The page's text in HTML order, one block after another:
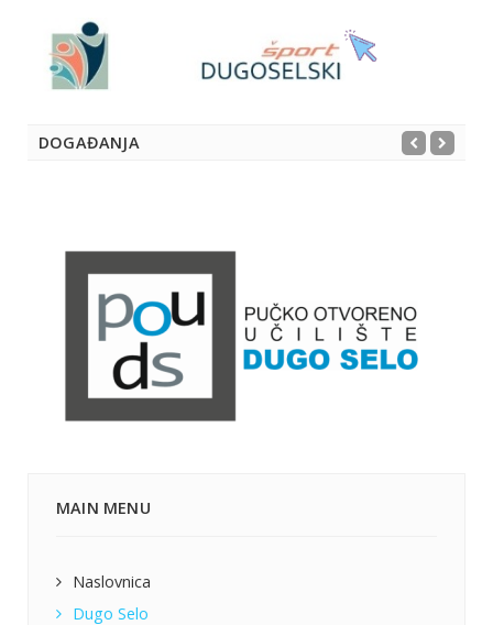
DOGAĐANJA
MAIN MENU
Naslovnica
Dugo Selo